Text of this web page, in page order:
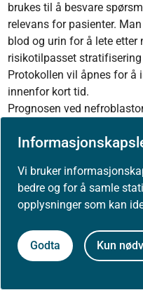
Vi bruker
bedre og for å samle
opplysninger som kan
Godta Kun
brukes til å besvare
relevans for pasienter.
blod og urin for å lete etter
risikotilpasset
Protokollen vil åpnes for å
innenfor kort tid.
Prognosen ved
risiko for senskader
behandlingsresultatene.
Andre målsettinger i
ved å optimalisere
pasienter